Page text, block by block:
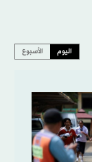
اليوم الأسبوع